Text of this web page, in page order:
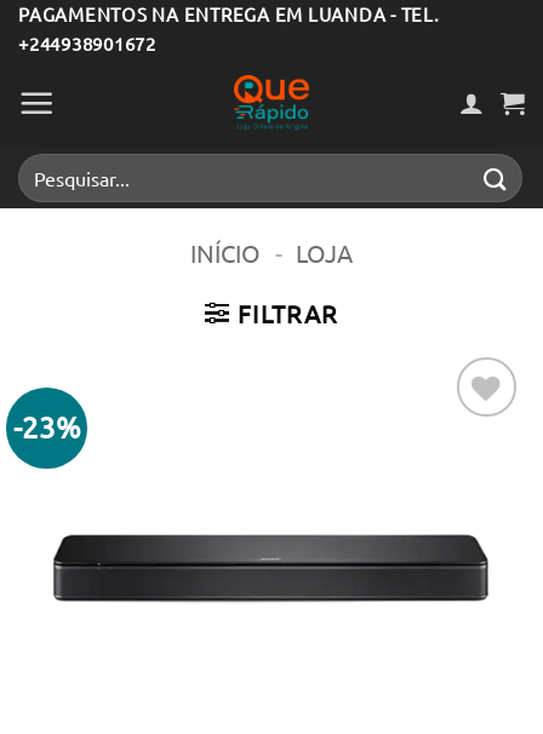
Skip
to
content
PAGAMENTOS NA ENTREGA EM LUANDA - TEL.
+244938901672
Pesquisar
por:
INÍCIO - LOJA
FILTRAR
-23%